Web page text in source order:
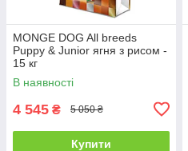
MONGE DOG All breeds
Puppy & Junior ягня з рисом -
15 кг
В наявності
4 545 ₴ 5 050 ₴
Купити